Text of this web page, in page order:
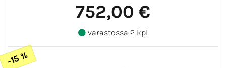
752,00 €
varastossa 2 kpl
-15 %